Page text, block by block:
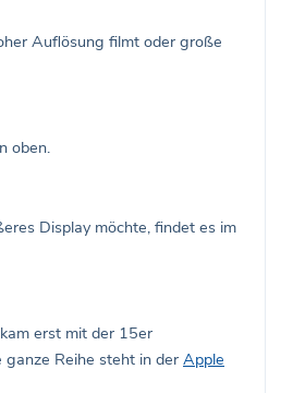
Auflösung filmt oder große
oben.
Display möchte, findet es im
erst mit der 15er
ganze Reihe steht in der Apple